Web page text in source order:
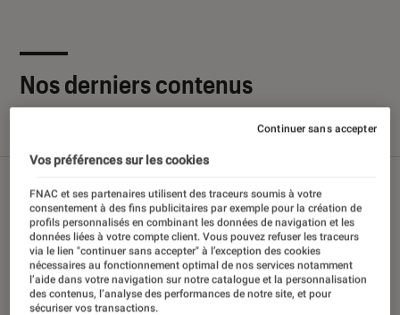
Nos derniers contenus
Sélections et guides Tests
Vos préférences sur les cookies
FNAC et ses partenaires utilisent des traceurs soumis à votre
consentement à des fins publicitaires par exemple pour la création de
profils personnalisés en combinant les données de navigation et les
données liées à votre compte client. Vous pouvez refuser les traceurs
via le lien "continuer sans accepter" à l’exception des cookies
nécessaires au fonctionnement optimal de nos services notamment
l’aide dans votre navigation sur notre catalogue et la personnalisation
des contenus, l’analyse des performances de notre site, et pour
sécuriser vos transactions.
Continuer sans accepter